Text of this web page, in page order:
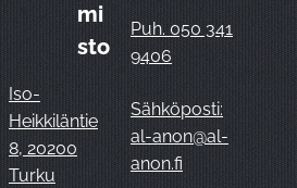
mi
sto
Iso-
Heikkiläntie
8, 20200
Turku
Puh. 050 341
9406
Sähköposti:
al-anon@al-
anon.fi